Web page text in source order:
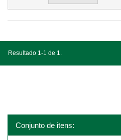
Resultado 1-1 de 1.
Conjunto de itens: